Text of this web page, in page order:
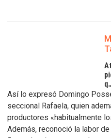
Así lo expresó Domingo
seccional Rafaela, quien
productores «habitualmente
Además, reconoció la labor